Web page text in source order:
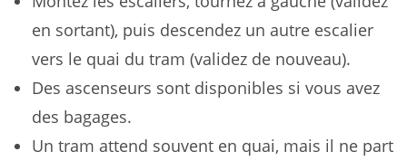
en sortant), puis descendez un autre escalier
vers le quai du tram (validez de nouveau).
Des ascenseurs sont disponibles si vous avez
des bagages.
Un tram attend souvent en quai, mais il ne part